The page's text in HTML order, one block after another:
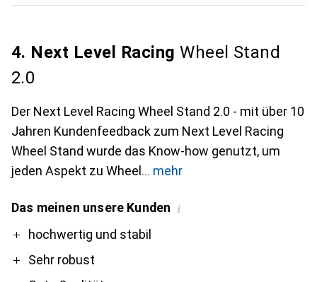
4. Next Level Racing Wheel Stand
2.0
Der Next Level Racing Wheel Stand 2.0 - mit über 10
Jahren Kundenfeedback zum Next Level Racing
Wheel Stand wurde das Know-how genutzt, um
jeden Aspekt zu Wheel
mehr
Das meinen unsere Kunden i
Prohochwertig und stabil
Sehr robust
Contra